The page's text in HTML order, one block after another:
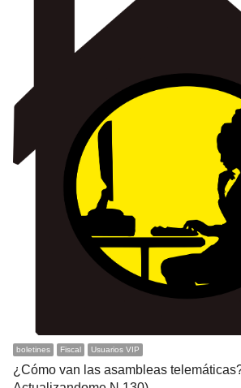
boletines Fiscal Usuarios VIP
¿Cómo van las asambleas